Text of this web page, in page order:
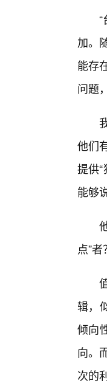
加。
能存
问题
他们
提供
能够
点”
辑，
倾向
向。
次的